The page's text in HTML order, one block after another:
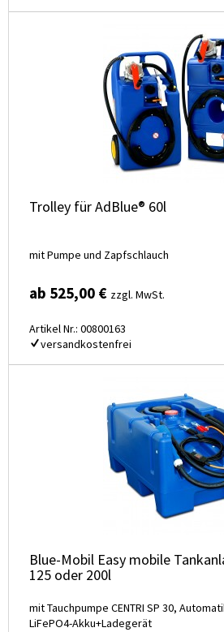
Trolley für AdBlue® 60l
mit Pumpe und Zapfschlauch
ab 525,00 € zzgl. MwSt.
Artikel Nr.: 00800163
versandkostenfrei
Blue-Mobil Easy mobile
125 oder 200l
mit Tauchpumpe CENTRI SP 30,
LiFePO4-Akku+Ladegerät